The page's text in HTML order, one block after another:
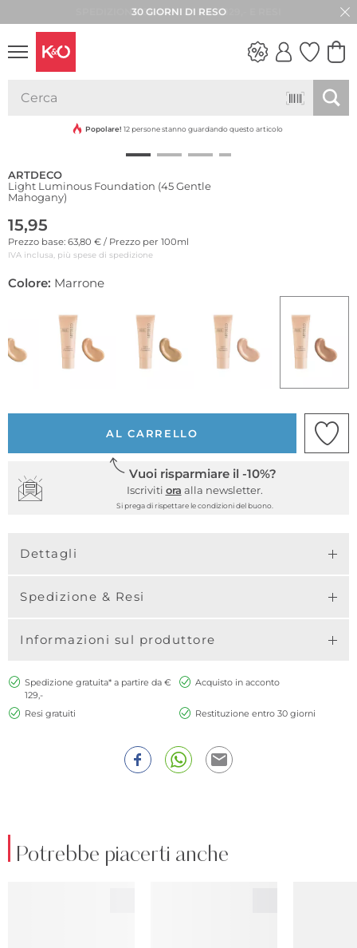
30 GIORNI DI RESO
VIBES
Popolare! 12 persone stanno guardando questo articolo
ARTDECO
Light Luminous Foundation (45 Gentle
Mahogany)
15,95
Prezzo base: 63,80 € / Prezzo per 100ml
IVA inclusa, più spese di spedizione
Colore: Marrone
AL CARRELLO
Vuoi risparmiare il -10%?
Iscriviti ora alla newsletter.
Si prega di rispettare le condizioni del buono.
Dettagli
Spedizione & Resi
Informazioni sul produttore
Spedizione gratuita* a partire da €
129,-
Acquisto in acconto
Resi gratuiti Restituzione entro 30 giorni
Potrebbe piacerti anche